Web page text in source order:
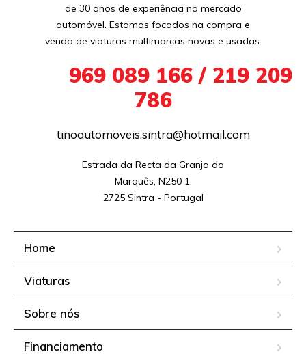
de 30 anos de experiência no mercado
automóvel. Estamos focados na compra e
venda de viaturas multimarcas novas e usadas.
969 089 166 / 219 209
786
tinoautomoveis.sintra@hotmail.com
Estrada da Recta da Granja do
Marquês, N250 1,
2725 Sintra - Portugal
Home
Viaturas
Sobre nós
Financiamento